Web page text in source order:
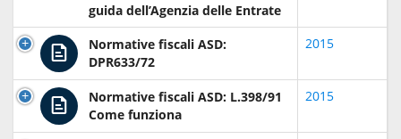
guida dell’Agenzia delle Entrate
Normative fiscali ASD:
DPR633/72
2015
Normative fiscali ASD: L.398/91
Come funziona
2015